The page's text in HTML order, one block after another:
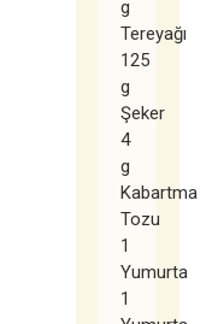
g
Tereyağı
125
g
Şeker
4
g
Kabartma
Tozu
1
Yumurta
1